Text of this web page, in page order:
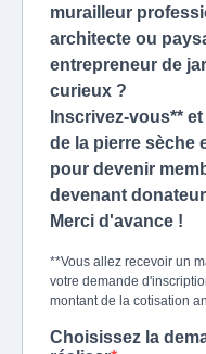
murailleur
architecte ou
entrepreneur de
curieux ?
Inscrivez-vous**
de la pierre sèche
pour devenir
devenant
Merci d'avance !
**Vous allez recevoir un
votre demande
montant de la cotisation
Choisissez la